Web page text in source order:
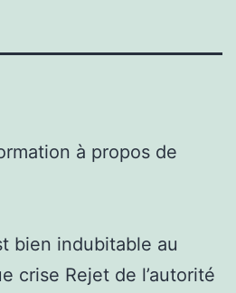
à propos de
bien indubitable au
crise Rejet de l’autorité